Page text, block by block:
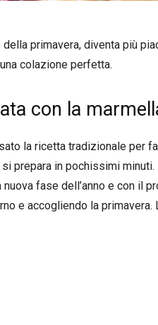
primavera, diventa più
colazione perfetta.
con la
la ricetta tradizionale per
prepara in pochissimi minuti.
fase dell’anno e con il
e accogliendo la primavera.